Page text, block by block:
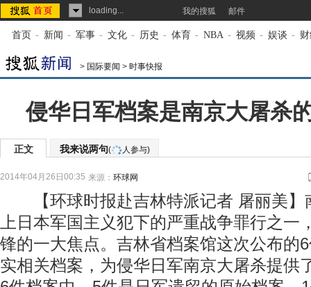
loading... 我的搜狐 邮件
首页 - 新闻 - 军事 - 文化 - 历史 - 体育 - NBA - 视频 - 娱谈 -
> 国际要闻 > 时事快报
侵华日军档案是南京大屠杀
正文 我来说两句( 人参与)
2014年04月26日00:35 来源： 环球网
【环球时报赴吉林特派记者 屠丽美】
上日本军国主义犯下的严重战争罪行之一
锋的一大焦点。吉林省档案馆这次公布的
实相关档案，为侵华日军南京大屠杀提供